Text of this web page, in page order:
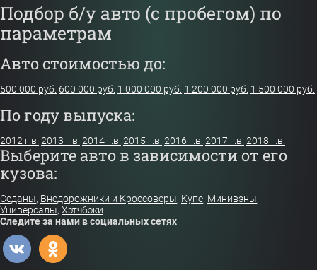
Подбор б/у авто (с пробегом) по
параметрам
Авто стоимостью до:
500 000 руб. 600 000 руб. 1 000 000 руб. 1 200 000 руб. 1 500 000 руб.
По году выпуска:
2012 г.в. 2013 г.в. 2014 г.в. 2015 г.в. 2016 г.в. 2017 г.в. 2018 г.в.
Выберите авто в зависимости от его
кузова:
Седаны, Внедорожники и Кроссоверы, Купе, Минивэны,
Универсалы, Хэтчбэки
Следите за нами в социальных сетях